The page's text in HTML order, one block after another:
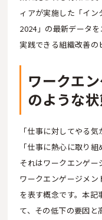
ィアが実施した「イ
2024」の最新データ
実践できる組織改善の
ワークエ
のような
「仕事に対してやる
「仕事に熱心に取り
それはワークエンゲー
ワークエンゲージメ
を表す概念です。本
て、その低下の要因と